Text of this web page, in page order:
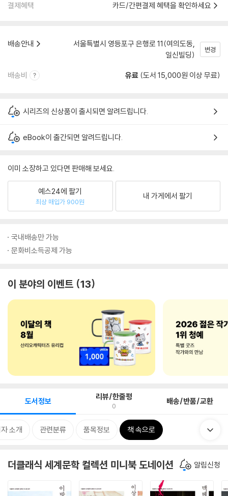
결제혜택 카드/간편결제 혜택을 확인하세요
배송안내
서울특별시 영등포구 은행로 11(여의도동,
일신빌딩)
변경
배송비 유료 (도서 15,000원 이상 무료)
시리즈의 신상품이 출시되면 알려드립니다.
eBook이 출간되면 알려드립니다.
이미 소장하고 있다면 판매해 보세요.
예스24에 팔기
최상 매입가 900원
내 가게에서 팔기
국내배송만 가능
문화비소득공제 가능
이 분야의 이벤트 13
도서정보 리뷰/한줄평
0 배송/반품/교환
소개 관련분류 품목정보 책 속으로
더클래식 세계문학 컬렉션 미니북 도네이션 알림신청